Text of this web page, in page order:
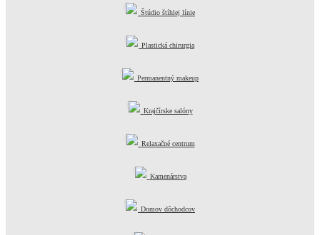
Štúdio štíhlej línie
Plastická chirurgia
Permanentný makeup
Krajčírske salóny
Relaxačné centrum
Kamenárstva
Domov dôchodcov